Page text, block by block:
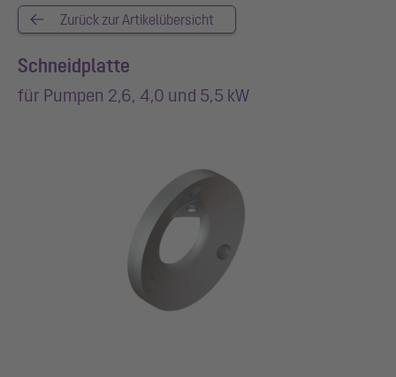
Zurück zur Artikelübersicht
Schneidplatte
für Pumpen 2,6, 4,0 und 5,5 kW